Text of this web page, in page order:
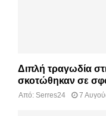
Διπλή τραγωδία
σκοτώθηκαν σε
Από: Serres24 7